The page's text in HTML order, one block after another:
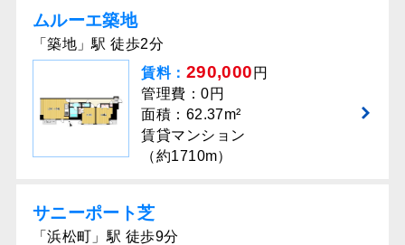
ムルーエ築地
「築地」駅 徒歩2分
賃料： 290,000 円
管理費：0円
面積：62.37m²
賃貸マンション
（約1710m）
サニーポート芝
「浜松町」駅 徒歩9分